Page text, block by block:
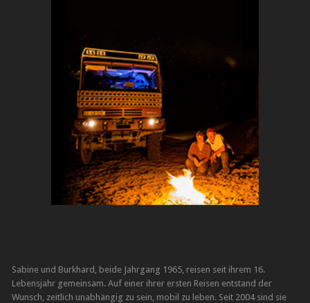
Sabine und Burkhard, beide Jahrgang 1965, reisen seit ihrem 16.
Lebensjahr gemeinsam. Auf einer ihrer ersten Reisen entstand der
Wunsch, zeitlich unabhängig zu sein, mobil zu leben. Seit 2004 sind sie